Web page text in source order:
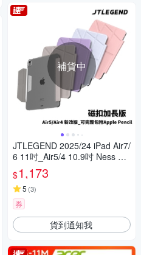
補貨中
JTLEGEND 2025/24 iPad Air7/
6 11吋_Air5/4 10.9吋 Ness Pr
o 相機快取多角度折疊防潑水布
紋保護套_無筆槽
$1,173
5 (3)
券
貨到通知我